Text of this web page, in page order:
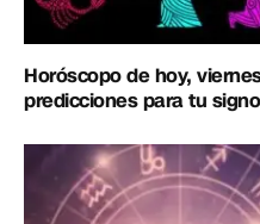
Horóscopo de hoy,
predicciones para tu signo